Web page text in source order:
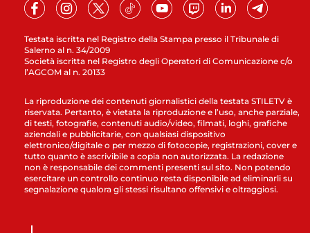
Testata iscritta nel Registro della Stampa presso il Tribunale di
Salerno al n. 34/2009
Società iscritta nel Registro degli Operatori di Comunicazione c/o
l’AGCOM al n. 20133
La riproduzione dei contenuti giornalistici della testata STILETV è
riservata. Pertanto, è vietata la riproduzione e l’uso, anche parziale,
di testi, fotografie, contenuti audio/video, filmati, loghi, grafiche
aziendali e pubblicitarie, con qualsiasi dispositivo
elettronico/digitale o per mezzo di fotocopie, registrazioni, cover e
tutto quanto è ascrivibile a copia non autorizzata. La redazione
non è responsabile dei commenti presenti sul sito. Non potendo
esercitare un controllo continuo resta disponibile ad eliminarli su
segnalazione qualora gli stessi risultano offensivi e oltraggiosi.